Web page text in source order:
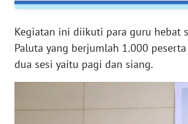
Kegiatan ini diikuti para guru hebat
Paluta yang berjumlah 1.000
dua sesi yaitu pagi dan siang.
NTB
WN
SULTENG